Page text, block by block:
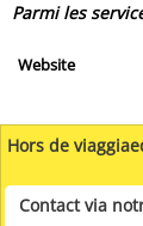
Parmi les
Website
Hors de
Contact via